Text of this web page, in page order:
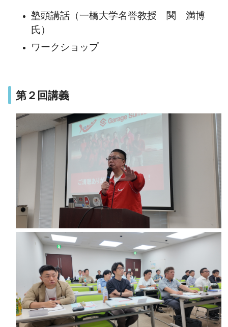
塾頭講話（一橋大学名誉教授 関 満博
氏）
ワークショップ
第２回講義